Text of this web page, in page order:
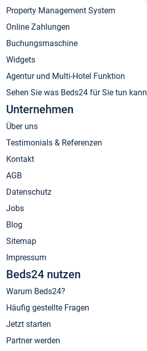
Property Management System
Online Zahlungen
Buchungsmaschine
Widgets
Agentur und Multi-Hotel Funktion
Sehen Sie was Beds24 für Sie tun kann
Unternehmen
Über uns
Testimonials & Referenzen
Kontakt
AGB
Datenschutz
Jobs
Blog
Sitemap
Impressum
Beds24 nutzen
Warum Beds24?
Häufig gestellte Fragen
Jetzt starten
Partner werden